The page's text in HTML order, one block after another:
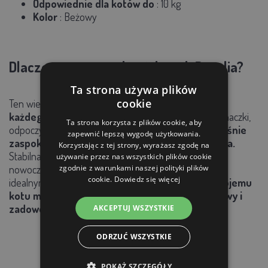
Odpowiednie dla kotów do : 10 kg
Kolor : Beżowy
Dlaczego warto wybrać drapak Rosalia?
Ten wielopoziomowy drapak toidealny wybór dla
każdego kota . Oferuje przestrzeń do zabawy, wspinaczki,
odpoczynku i drapania,chroniąc meble i jednocześnie
zaspokajając naturalne potrzeby Twojego pupila.
Stabilna konstrukcja, wysokiej jakości materiały i
nowoczesny design sprawiają, że ten drapak będzie
idealnym dodatkiem do Twojego domu.Podaruj swojemu
kotu miejsce, w którym będzie czuł się szczęśliwy i
zadowolony!
Ta strona używa plików
cookie
Ta strona korzysta z plików cookie, aby
zapewnić lepszą wygodę użytkowania.
Korzystając z tej strony, wyrażasz zgodę na
używanie przez nas wszystkich plików cookie
zgodnie z warunkami naszej polityki plików
cookie. Dowiedz się więcej
AKCEPTUJ WSZYSTKIE
ODRZUĆ WSZYSTKIE